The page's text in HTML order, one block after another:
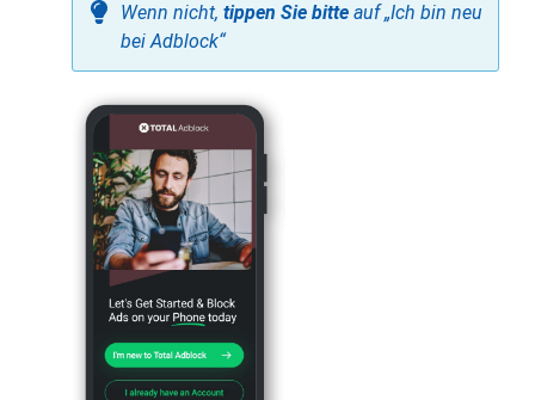
Wenn nicht, tippen Sie bitte auf „Ich bin neu
bei Adblock“